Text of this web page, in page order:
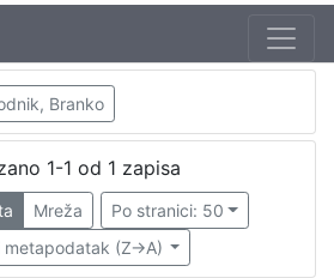
Branko
1-1 od 1 zapisa
Mreža
Po stranici: 50
metapodatak (Z->A)